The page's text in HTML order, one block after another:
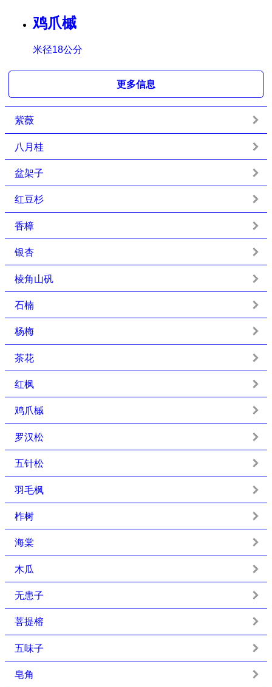
鸡爪槭
米径18公分
更多信息
紫薇
八月桂
盆架子
红豆杉
香樟
银杏
棱角山矾
石楠
杨梅
茶花
红枫
鸡爪槭
罗汉松
五针松
羽毛枫
柞树
海棠
木瓜
无患子
菩提榕
五味子
皂角